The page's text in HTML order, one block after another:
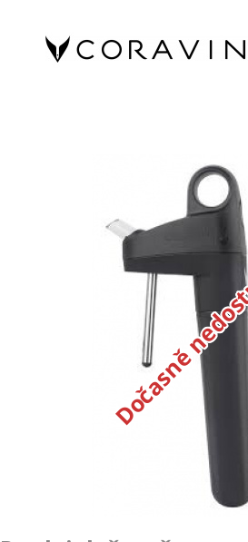
Dočasně